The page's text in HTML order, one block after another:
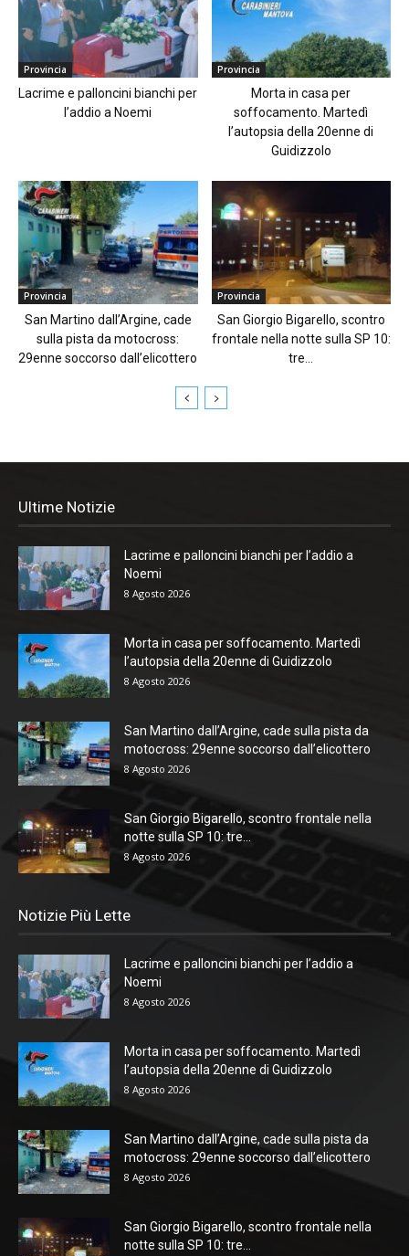
Provincia
Lacrime e palloncini bianchi per
l’addio a Noemi
Provincia
Morta in casa per
soffocamento. Martedì
l’autopsia della 20enne di
Guidizzolo
Provincia
San Martino dall’Argine, cade
sulla pista da motocross:
29enne soccorso dall’elicottero
Provincia
San Giorgio Bigarello, scontro
frontale nella notte sulla SP 10:
tre...
Ultime Notizie
Lacrime e palloncini bianchi per l’addio a
Noemi
8 Agosto 2026
Morta in casa per soffocamento. Martedì
l’autopsia della 20enne di Guidizzolo
8 Agosto 2026
San Martino dall’Argine, cade sulla pista da
motocross: 29enne soccorso dall’elicottero
8 Agosto 2026
San Giorgio Bigarello, scontro frontale nella
notte sulla SP 10: tre...
8 Agosto 2026
Notizie Più Lette
Lacrime e palloncini bianchi per l’addio a
Noemi
8 Agosto 2026
Morta in casa per soffocamento. Martedì
l’autopsia della 20enne di Guidizzolo
8 Agosto 2026
San Martino dall’Argine, cade sulla pista da
motocross: 29enne soccorso dall’elicottero
8 Agosto 2026
San Giorgio Bigarello, scontro frontale nella
notte sulla SP 10: tre...